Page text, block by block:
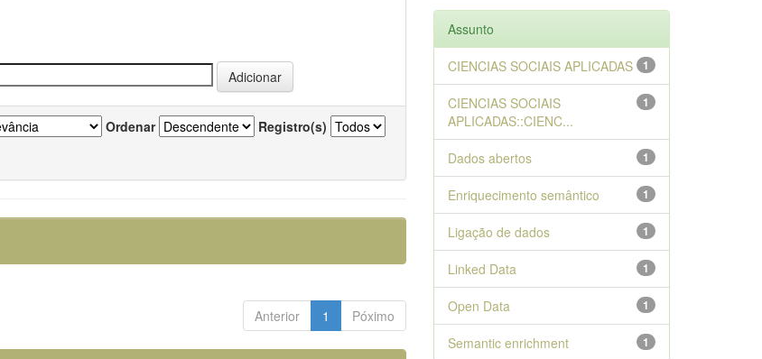
Ordenar Registro(s)
Anterior 1 Póximo
Assunto
1
CIENCIAS SOCIAIS APLICADAS
1
CIENCIAS SOCIAIS
APLICADAS::CIENC...
1
Dados abertos
1
Enriquecimento semântico
1
Ligação de dados
1
Linked Data
1
Open Data
1
Semantic enrichment